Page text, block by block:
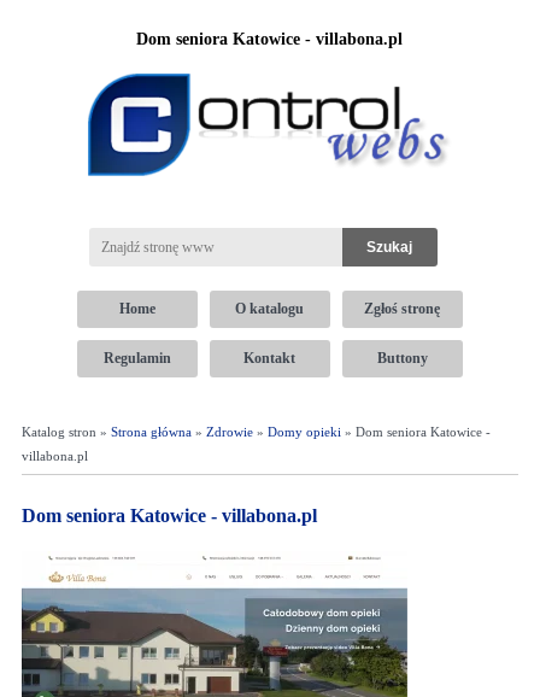
Dom seniora Katowice - villabona.pl
Home O katalogu Zgłoś stronę
Regulamin Kontakt Buttony
Katalog stron » Strona główna» Zdrowie» Domy opieki » Dom seniora Katowice -
villabona.pl
Dom seniora Katowice - villabona.pl